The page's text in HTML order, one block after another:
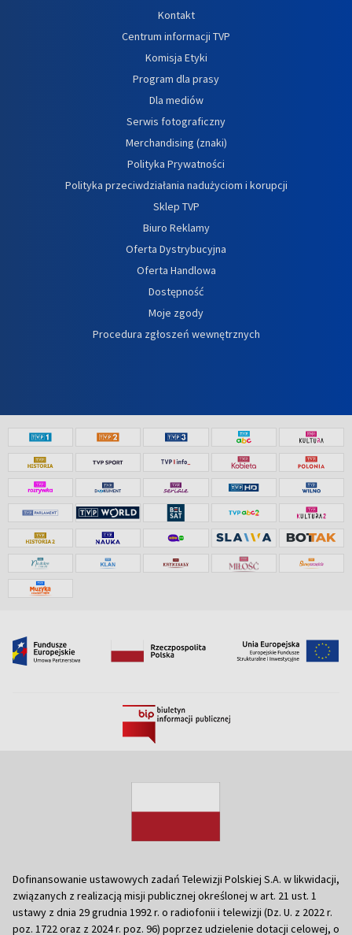
Kontakt
Centrum informacji TVP
Komisja Etyki
Program dla prasy
Dla mediów
Serwis fotograficzny
Merchandising (znaki)
Polityka Prywatności
Polityka przeciwdziałania nadużyciom i korupcji
Sklep TVP
Biuro Reklamy
Oferta Dystrybucyjna
Oferta Handlowa
Dostępność
Moje zgody
Procedura zgłoszeń wewnętrznych
Dofinansowanie ustawowych zadań Telewizji Polskiej S.A. w likwidacji,
związanych z realizacją misji publicznej określonej w art. 21 ust. 1
ustawy z dnia 29 grudnia 1992 r. o radiofonii i telewizji (Dz. U. z 2022 r.
poz. 1722 oraz z 2024 r. poz. 96) poprzez udzielenie dotacji celowej, o